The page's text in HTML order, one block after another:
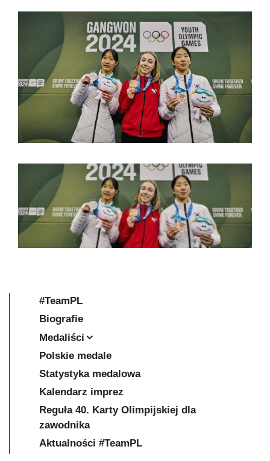
#TeamPL
Biografie
Medaliści
Polskie medale
Statystyka medalowa
Kalendarz imprez
Reguła 40. Karty Olimpijskiej dla
zawodnika
Aktualności #TeamPL